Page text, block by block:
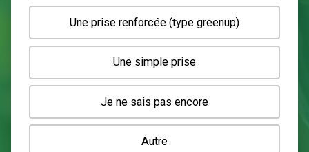
Une wallbox en triphasé (22kW)
Une wallbox en monophasé (7kW)
Une prise renforcée (type greenup)